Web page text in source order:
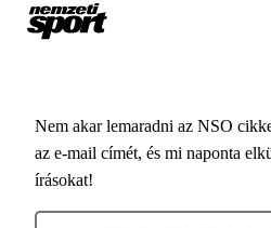
Nem akar lemaradni az NSO
az e-mail címét, és mi naponta
írásokat!